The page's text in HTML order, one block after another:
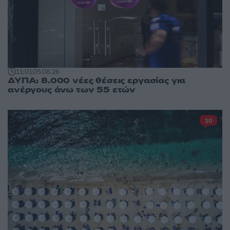
11:0105.08.26
ΔΥΠΑ: 8.000 νέες θέσεις εργασίας για
ανέργους άνω των 55 ετών
10